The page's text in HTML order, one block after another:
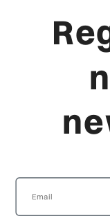
CONDICIONES
CANAL DENUNCIA
Viceroy
SERVICIO
ZONA
SPOTS